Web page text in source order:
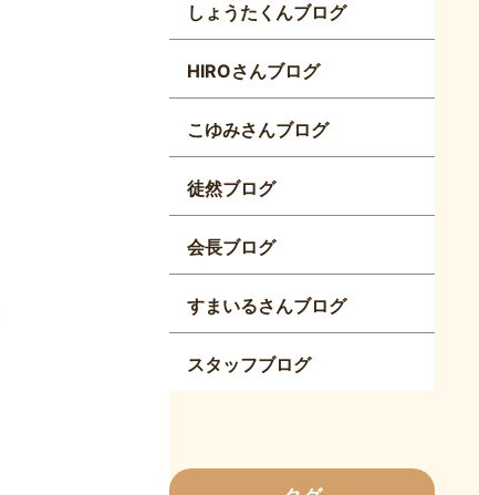
しょうたくんブログ
HIROさんブログ
こゆみさんブログ
徒然ブログ
会長ブログ
すまいるさんブログ
スタッフブログ